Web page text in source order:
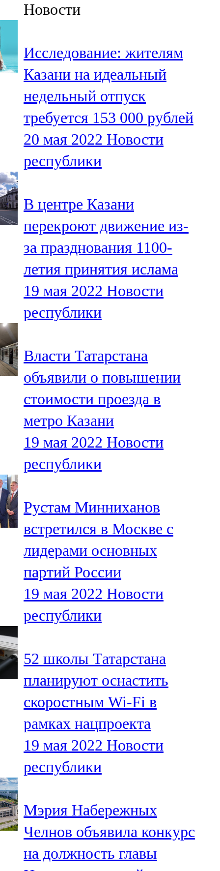
91,5 FM
106,1 FM
Кама тамагы
71,51 FM
Кукмара
107,9 FM
Лениногорский
Мамадыш
106,2 FM
Минзәлә
107,3 FM
Мөслим
100,0 FM
104,7 FM
Олы Әтнә
71,42 FM
Сарман
107,8 FM
Теләче
Түбән Кама
102,6 FM
Чирмешән
107,7 FM
Чистай
103,0 FM
91,0 FM
Шәмәрдән
102,3 FM
Яңа чишмә
107,0 FM
Яр Чаллы
Новости
Исследование: жителям
Казани на идеальный
недельный отпуск
требуется 153 000 рублей
20 мая 2022 Новости
республики
В центре Казани
перекроют движение из-
за празднования 1100-
летия принятия ислама
19 мая 2022 Новости
республики
Власти Татарстана
объявили о повышении
стоимости проезда в
метро Казани
19 мая 2022 Новости
республики
Рустам Минниханов
встретился в Москве с
лидерами основных
партий России
19 мая 2022 Новости
республики
52 школы Татарстана
планируют оснастить
скоростным Wi-Fi в
рамках нацпроекта
19 мая 2022 Новости
республики
Мэрия Набережных
Челнов объявила конкурс
на должность главы